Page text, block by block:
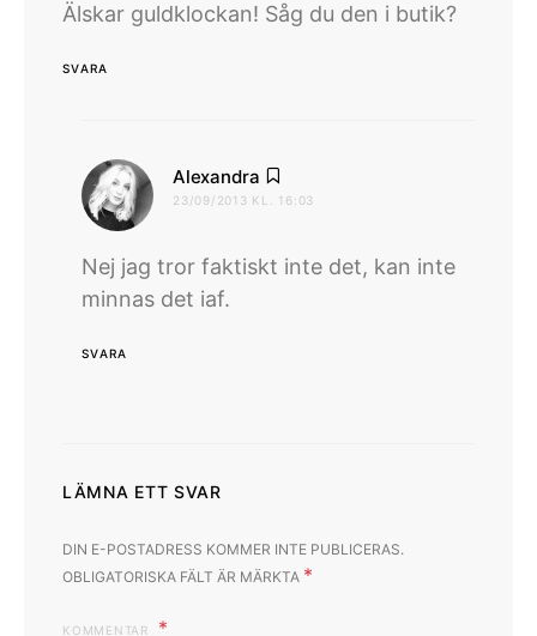
Älskar guldklockan! Såg du den i butik?
SVARA
Alexandra
23/09/2013 KL. 16:03
Nej jag tror faktiskt inte det, kan inte
minnas det iaf.
SVARA
LÄMNA ETT SVAR
DIN E-POSTADRESS KOMMER INTE PUBLICERAS.
OBLIGATORISKA FÄLT ÄR MÄRKTA *
KOMMENTAR